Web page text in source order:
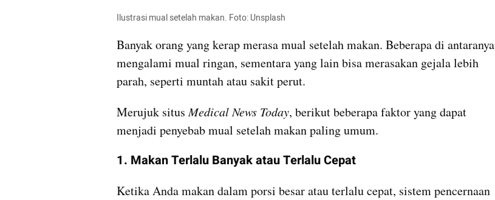
Ilustrasi mual setelah makan. Foto: Unsplash
Banyak orang yang kerap merasa mual setelah makan. Beberapa di antaranya
mengalami mual ringan, sementara yang lain bisa merasakan gejala lebih
parah, seperti muntah atau sakit perut.
Merujuk situs Medical News Today, berikut beberapa faktor yang dapat
menjadi penyebab mual setelah makan paling umum.
1. Makan Terlalu Banyak atau Terlalu Cepat
Ketika Anda makan dalam porsi besar atau terlalu cepat, sistem pencernaan